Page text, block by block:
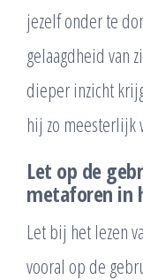
jezelf onder te
gelaagdheid van
dieper inzicht
hij zo meesterlijk
Let op de
metaforen in
Let bij het lezen
vooral op de